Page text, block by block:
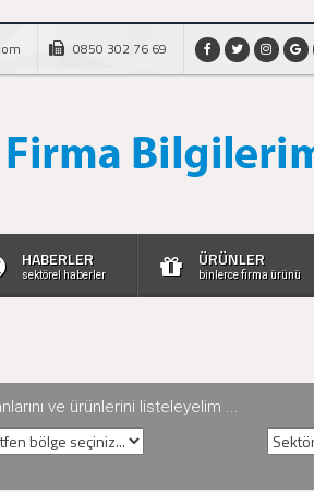
0850 302 76 69
HABERLER
sektörel haberler
ÜRÜNLER
binlerce firma ürünü
ve ürünlerini listeleyelim ...